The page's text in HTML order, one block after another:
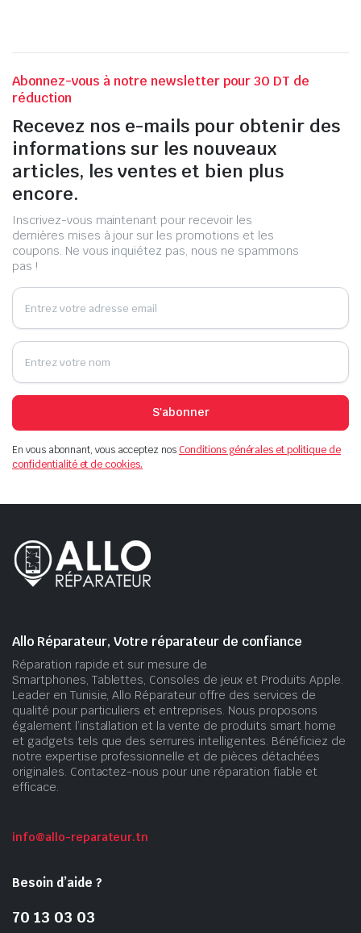
Abonnez-vous à notre newsletter pour 30 DT de
réduction
Recevez nos e-mails pour obtenir des
informations sur les nouveaux
articles, les ventes et bien plus
encore.
Inscrivez-vous maintenant pour recevoir les
dernières mises à jour sur les promotions et les
coupons. Ne vous inquiétez pas, nous ne spammons
pas !
S'abonner
En vous abonnant, vous acceptez nosConditions générales et politique de
confidentialité et de cookies.
Allo Réparateur, Votre réparateur de confiance
Réparation rapide et sur mesure de
Smartphones, Tablettes, Consoles de jeux et Produits Apple.
Leader en Tunisie, Allo Réparateur offre des services de
qualité pour particuliers et entreprises. Nous proposons
également l’installation et la vente de produits smart home
et gadgets tels que des serrures intelligentes. Bénéficiez de
notre expertise professionnelle et de pièces détachées
originales. Contactez-nous pour une réparation fiable et
efficace.
info@allo-reparateur.tn
Besoin d’aide ?
70 13 03 03